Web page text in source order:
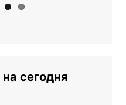
сегодня